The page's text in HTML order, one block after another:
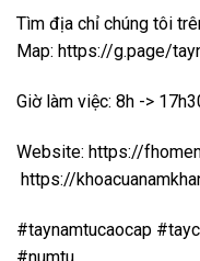
Tìm địa chỉ chúng tôi
Map: https://g.page/
Giờ làm việc: 8h ->
Website: https://
https://
#taynamtucaocap